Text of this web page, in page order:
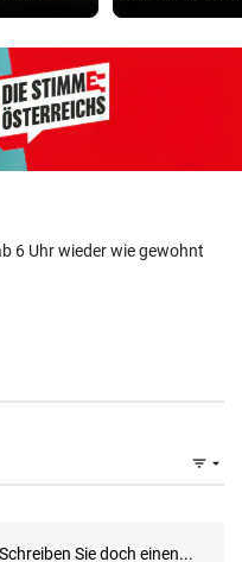
6 Uhr wieder wie gewohnt